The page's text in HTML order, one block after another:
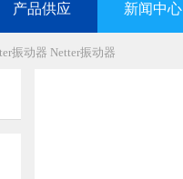
产品供应 新闻中心
振动器 Netter振动器